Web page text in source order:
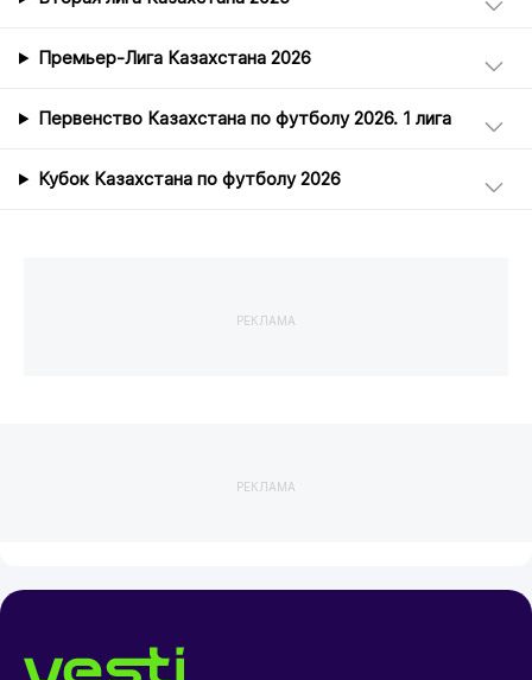
Премьер-Лига Казахстана 2026
Первенство Казахстана по футболу 2026. 1 лига
Кубок Казахстана по футболу 2026
РЕКЛАМА
РЕКЛАМА